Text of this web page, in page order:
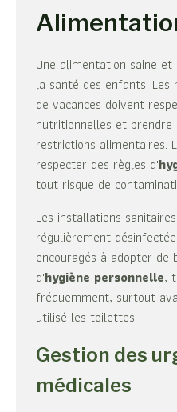
Une alimentation saine
la santé des enfants. Les
de vacances doivent
nutritionnelles et
restrictions alimentaires.
respecter des règles d'
tout risque de
Les installations
régulièrement
encouragés à adopter de
d'hygiène personnelle,
fréquemment, surtout
utilisé les toilettes.
Gestion des
médicales